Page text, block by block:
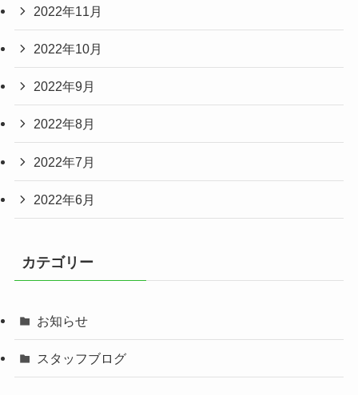
2022年11月
2022年10月
2022年9月
2022年8月
2022年7月
2022年6月
カテゴリー
お知らせ
スタッフブログ